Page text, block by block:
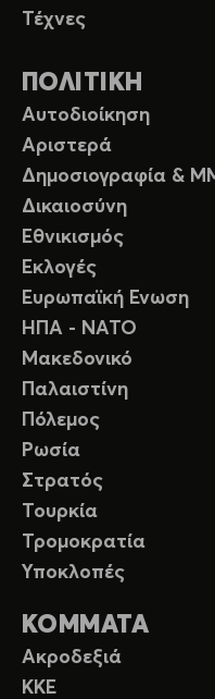
Τέχνες
ΠΟΛΙΤΙΚΗ
Αυτοδιοίκηση
Αριστερά
Δημοσιογραφία &
Δικαιοσύνη
Εθνικισμός
Εκλογές
Ευρωπαϊκή Ενωση
ΗΠΑ - ΝΑΤΟ
Μακεδονικό
Παλαιστίνη
Πόλεμος
Ρωσία
Στρατός
Τουρκία
Τρομοκρατία
Υποκλοπές
ΚΟΜΜΑΤΑ
Ακροδεξιά
ΚΚΕ